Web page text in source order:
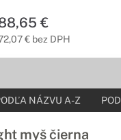
€
€ bez DPH
NÁZVU A-Z
myš čierna